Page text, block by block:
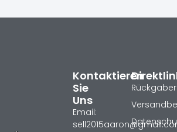
Kontaktieren
Sie
Uns
Email: